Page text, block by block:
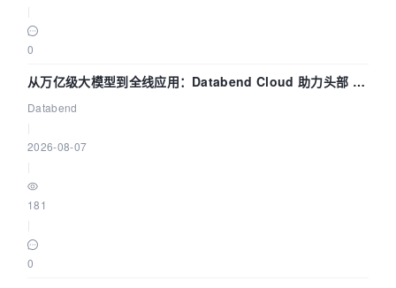
0
从万亿级大模型到全线应用：Databend Cloud 助力头部 AI
企业构建全链路 Trace 数据管道
Databend
2026-08-07
181
0